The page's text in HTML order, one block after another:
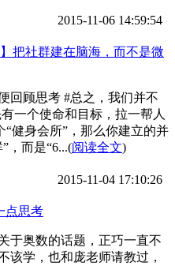
2015-11-06 14:59:54
把社群建在脑海，而不是微
回顾思考 #总之，我们并不
一个使命和目标，拉一帮人
“健身会所”，那么你建立的并
，而是“6...(阅读全文)
2015-11-04 17:10:26
点思考
于奥数的话题，正巧一直不
该学，也和庞老师请教过，